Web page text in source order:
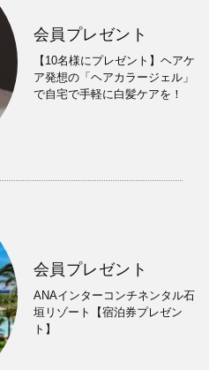
会員プレゼント
【10名様にプレゼント】ヘアケ
ア発想の「ヘアカラージェル」
で自宅で手軽に白髪ケアを！
会員プレゼント
ANAインターコンチネンタル石
垣リゾート【宿泊券プレゼン
ト】